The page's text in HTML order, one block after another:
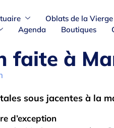
Oblats de la
Agenda Boutiques
faite à
sous jacentes à la
d’exception